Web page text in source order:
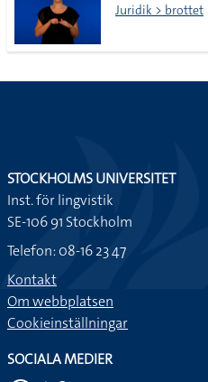
Juridik > brottet
STOCKHOLMS UNIVERSITET
Inst. för lingvistik
SE-106 91 Stockholm
Telefon: 08-16 23 47
Kontakt
Om webbplatsen
Cookieinställningar
SOCIALA MEDIER